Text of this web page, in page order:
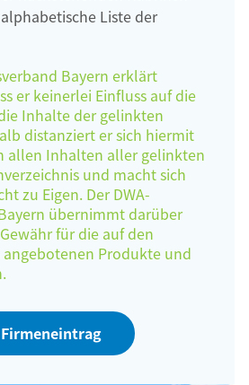
Liste der
Bayern erklärt
er keinerlei Einfluss auf die
Inhalte der gelinkten
distanziert er sich hiermit
allen Inhalten aller gelinkten
und macht sich
zu Eigen. Der DWA-
übernimmt darüber
für die auf den
Produkte und